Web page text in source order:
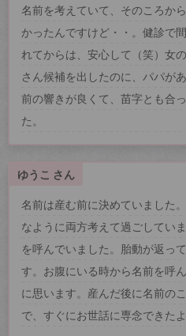
名前を考えていて、そのころか
かったんですけど・・。健診で
れてからは、安心して（笑）女
さん候補を出したのに、パパが
前の響きが良くて、苗字とも合
た。
ゆうこ さん
名前は産む前に決めていました
なように両方考えて過ごしてい
を呼んでいました。胎動が返っ
す。お腹にいる時から名前を呼
に思います。産んだ後に名前の
で、すぐにお世話に専念できた